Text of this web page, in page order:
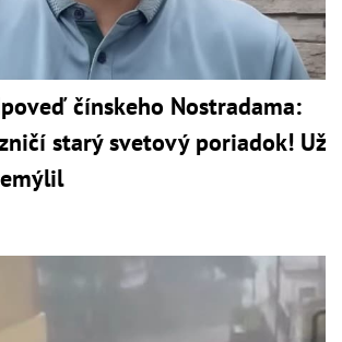
čínskeho Nostradama:
starý svetový poriadok! Už